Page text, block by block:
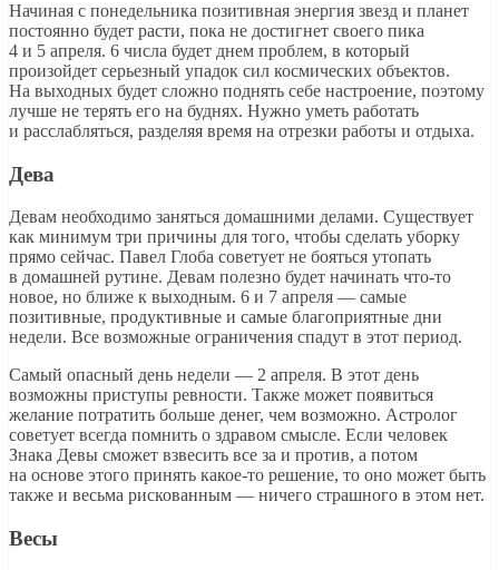
Начиная с понедельника позитивная энергия звезд и планет
постоянно будет расти, пока не достигнет своего пика
4 и 5 апреля. 6 числа будет днем проблем, в который
произойдет серьезный упадок сил космических объектов.
На выходных будет сложно поднять себе настроение, поэтому
лучше не терять его на буднях. Нужно уметь работать
и расслабляться, разделяя время на отрезки работы и отдыха.
Дева
Девам необходимо заняться домашними делами. Существует
как минимум три причины для того, чтобы сделать уборку
прямо сейчас. Павел Глоба советует не бояться утопать
в домашней рутине. Девам полезно будет начинать что-то
новое, но ближе к выходным. 6 и 7 апреля — самые
позитивные, продуктивные и самые благоприятные дни
недели. Все возможные ограничения спадут в этот период.
Самый опасный день недели — 2 апреля. В этот день
возможны приступы ревности. Также может появиться
желание потратить больше денег, чем возможно. Астролог
советует всегда помнить о здравом смысле. Если человек
Знака Девы сможет взвесить все за и против, а потом
на основе этого принять какое-то решение, то оно может быть
также и весьма рискованным — ничего страшного в этом нет.
Весы